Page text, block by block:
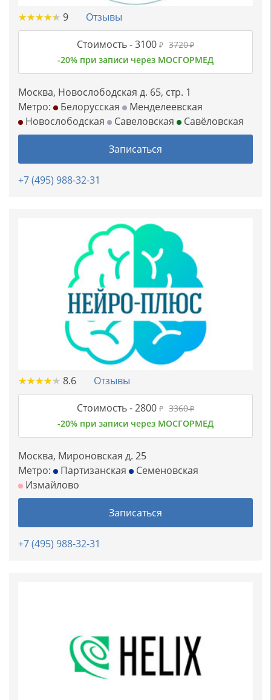
★★★★★
★★★★★ 9 Отзывы
Стоимость -3100 ₽ 3720₽
-20% при записи через МОСГОРМЕД
Москва, Новослободская д. 65, стр. 1
Метро:
Белорусская
Менделеевская
Новослободская
Савеловская Савёловская
Записаться
+7 (495) 988-32-31
★★★★★
★★★★★ 8.6 Отзывы
Стоимость -2800 ₽ 3360₽
-20% при записи через МОСГОРМЕД
Москва, Мироновская д. 25
Метро:
Партизанская
Семеновская
Измайлово
Записаться
+7 (495) 988-32-31